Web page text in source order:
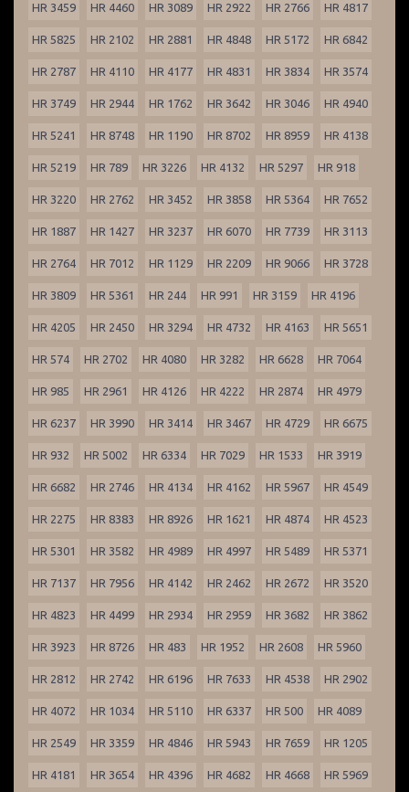
HR 3459 HR 4460 HR 3089 HR 2922 HR 2766 HR 4817
HR 5825 HR 2102 HR 2881 HR 4848 HR 5172 HR 6842
HR 2787 HR 4110 HR 4177 HR 4831 HR 3834 HR 3574
HR 3749 HR 2944 HR 1762 HR 3642 HR 3046 HR 4940
HR 5241 HR 8748 HR 1190 HR 8702 HR 8959 HR 4138
HR 5219 HR 789 HR 3226 HR 4132 HR 5297 HR 918
HR 3220 HR 2762 HR 3452 HR 3858 HR 5364 HR 7652
HR 1887 HR 1427 HR 3237 HR 6070 HR 7739 HR 3113
HR 2764 HR 7012 HR 1129 HR 2209 HR 9066 HR 3728
HR 3809 HR 5361 HR 244 HR 991 HR 3159 HR 4196
HR 4205 HR 2450 HR 3294 HR 4732 HR 4163 HR 5651
HR 574 HR 2702 HR 4080 HR 3282 HR 6628 HR 7064
HR 985 HR 2961 HR 4126 HR 4222 HR 2874 HR 4979
HR 6237 HR 3990 HR 3414 HR 3467 HR 4729 HR 6675
HR 932 HR 5002 HR 6334 HR 7029 HR 1533 HR 3919
HR 6682 HR 2746 HR 4134 HR 4162 HR 5967 HR 4549
HR 2275 HR 8383 HR 8926 HR 1621 HR 4874 HR 4523
HR 5301 HR 3582 HR 4989 HR 4997 HR 5489 HR 5371
HR 7137 HR 7956 HR 4142 HR 2462 HR 2672 HR 3520
HR 4823 HR 4499 HR 2934 HR 2959 HR 3682 HR 3862
HR 3923 HR 8726 HR 483 HR 1952 HR 2608 HR 5960
HR 2812 HR 2742 HR 6196 HR 7633 HR 4538 HR 2902
HR 4072 HR 1034 HR 5110 HR 6337 HR 500 HR 4089
HR 2549 HR 3359 HR 4846 HR 5943 HR 7659 HR 1205
HR 4181 HR 3654 HR 4396 HR 4682 HR 4668 HR 5969